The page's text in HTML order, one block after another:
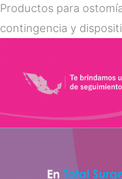
Productos para
contingencia y